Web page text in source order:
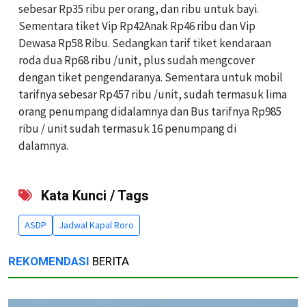
sebesar Rp35 ribu per orang, dan ribu untuk bayi.
Sementara tiket Vip Rp42Anak Rp46 ribu dan Vip
Dewasa Rp58 Ribu. Sedangkan tarif tiket kendaraan
roda dua Rp68 ribu /unit, plus sudah mengcover
dengan tiket pengendaranya. Sementara untuk mobil
tarifnya sebesar Rp457 ribu /unit, sudah termasuk lima
orang penumpang didalamnya dan Bus tarifnya Rp985
ribu / unit sudah termasuk 16 penumpang di
dalamnya.
Kata Kunci / Tags
ASDP Jadwal Kapal Roro
REKOMENDASI BERITA